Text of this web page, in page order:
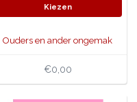
Kiezen
Ouders en ander ongemak
€0,00